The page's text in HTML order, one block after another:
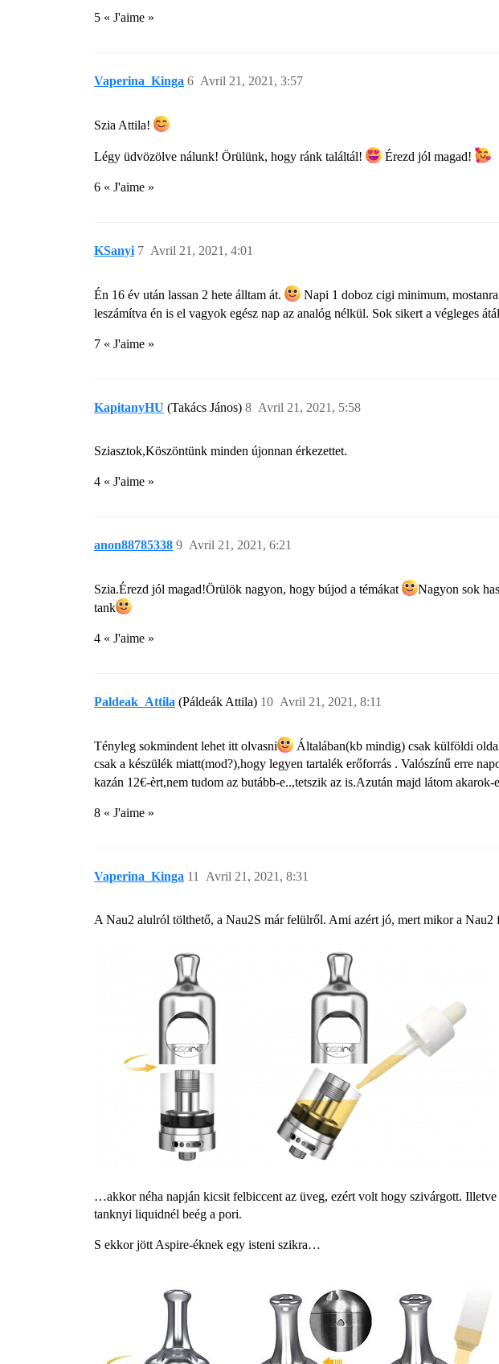
5 « J'aime »
Vaperina_Kinga Avril 21, 2021, 3:57
6
Szia Attila!
Légy üdvözölve nálunk! Örülünk, hogy ránk találtál! Érezd jól magad!
6 « J'aime »
KSanyi Avril 21, 2021, 4:01
7
Én 16 év után lassan 2 hete álltam át.
Napi 1 doboz cigi minimum,
leszámítva én is el vagyok egész nap az analóg nélkül. Sok sikert a végleges
7 « J'aime »
KapitanyHU (Takács János) Avril 21, 2021, 5:58
8
Sziasztok,Köszöntünk minden újonnan érkezettet.
4 « J'aime »
anon88785338 Avril 21, 2021, 6:21
9
Szia.Érezd jól magad!Örülök nagyon, hogy bújod a témákat Nagyon sok
tank​
4 « J'aime »
Paldeak_Attila (Páldeák Attila) Avril 21, 2021, 8:11
10
Tényleg sokmindent lehet itt olvasni​
Általában(kb mindig) csak külföldi
csak a készülék miatt(mod?),hogy legyen tartalék erőforrás . Valószínű erre
kazán 12€-èrt,nem tudom az butább-e..,tetszik az is.Azután majd látom
8 « J'aime »
Vaperina_Kinga Avril 21, 2021, 8:31
11
A Nau2 alulról tölthető, a Nau2S már felülről. Ami azért jó, mert mikor a
…akkor néha napján kicsit felbiccent az üveg, ezért volt hogy szivárgott. Illetve
tanknyi liquidnél beég a pori.
S ekkor jött Aspire-éknek egy isteni szikra…